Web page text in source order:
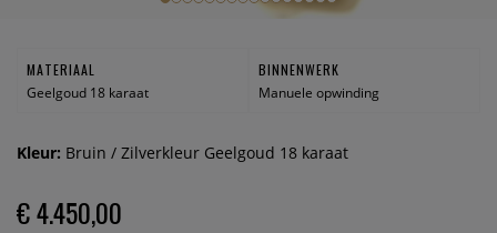
MATERIAAL
Geelgoud 18 karaat
BINNENWERK
Manuele opwinding
Kleur: Bruin / Zilverkleur Geelgoud 18 karaat
€ 4.450,00